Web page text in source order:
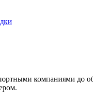
компаниями до